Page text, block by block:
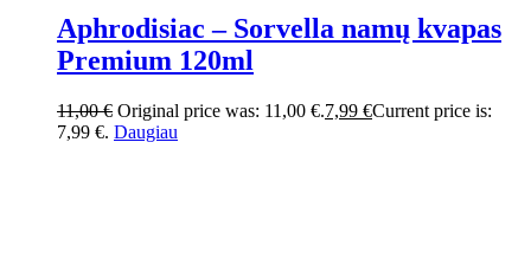
Aphrodisiac – Sorvella namų kvapas
Premium 120ml
11,00€ Original price was: 11,00 €.7,99 €Current price is:
7,99 €. Daugiau